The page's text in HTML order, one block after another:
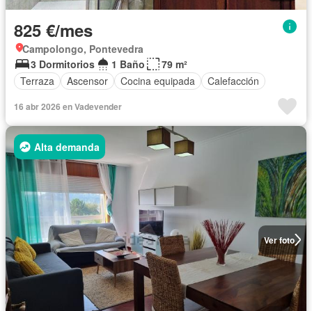
825 €/mes
Campolongo, Pontevedra
3 Dormitorios
1 Baño
79 m²
Terraza
Ascensor Cocina equipada Calefacción
16 abr 2026 en Vadevender
Ver foto
Alta demanda